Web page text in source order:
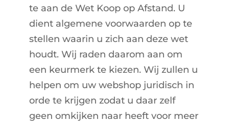
te aan de Wet Koop op Afstand. U
dient algemene voorwaarden op te
stellen waarin u zich aan deze wet
houdt. Wij raden daarom aan om
een keurmerk te kiezen. Wij zullen u
helpen om uw webshop juridisch in
orde te krijgen zodat u daar zelf
geen omkijken naar heeft voor meer